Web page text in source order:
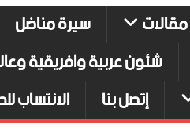
مقالات سيرة مناضل
شئون عربية وافريقية
إتصل بنا
الانتساب